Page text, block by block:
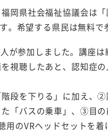
岡県社会福祉協議会は
希望する県民は無料で
人が参加しました。講座
視聴したあと、認知症
段を下りる」に加え、②
「バスの乗車」、③目
のVRヘッドセットを